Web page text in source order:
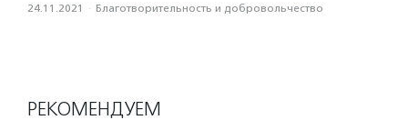
24.11.2021 · Благотвори­тель­ность и доброволь­чест­во
РЕКОМЕНДУЕМ